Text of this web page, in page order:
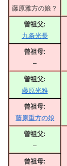
藤原雅方の娘？
曽祖父:
九条光長
曾祖母:
–
曽祖父:
藤原光雅
曾祖母:
藤原重方の娘
曽祖父:
–
曾祖母: